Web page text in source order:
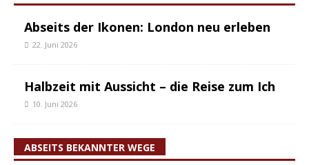
Abseits der Ikonen: London neu erleben
22. Juni 2026
Halbzeit mit Aussicht – die Reise zum Ich
10. Juni 2026
ABSEITS BEKANNTER WEGE